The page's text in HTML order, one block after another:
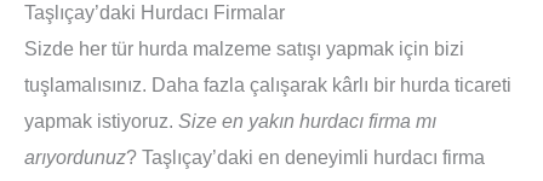
Taşlıçay’daki Hurdacı Firmalar
Sizde her tür hurda malzeme satışı yapmak için bizi
tuşlamalısınız. Daha fazla çalışarak kârlı bir hurda ticareti
yapmak istiyoruz. Size en yakın hurdacı firma mı
arıyordunuz? Taşlıçay’daki en deneyimli hurdacı firma